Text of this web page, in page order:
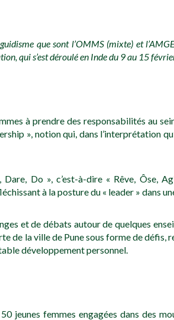
que sont l’OMMS (mixte) et
qui s’est déroulé en Inde du 9 au 15
à prendre des responsabilités au
», notion qui, dans l’interprétation
Do », c’est-à-dire « Rêve, Ôse,
à la posture du « leader » dans
et de débats autour de quelques
de la ville de Pune sous forme de
développement personnel.
femmes engagées dans des